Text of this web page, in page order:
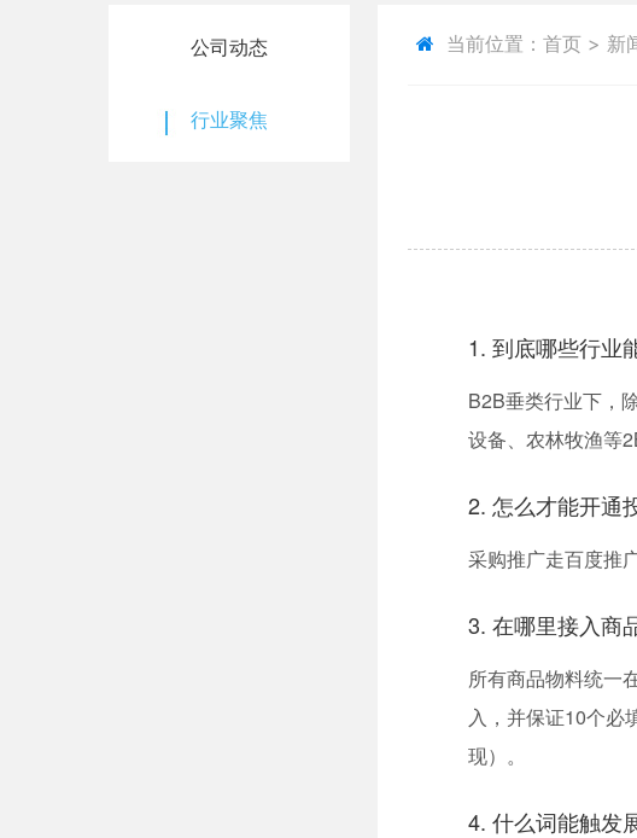
公司动态
行业聚焦
当前位置： 首页> 新
1. 到底哪些行业
B2B垂类行业下，
设备、农林牧渔等
2. 怎么才能开通
采购推广走百度推
3. 在哪里接入商
所有商品物料统一
入，并保证10个必
现）。
4. 什么词能触发